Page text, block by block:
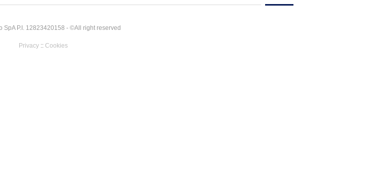
SpA P.I. 12823420158 - ©All right reserved
Privacy:: Cookies